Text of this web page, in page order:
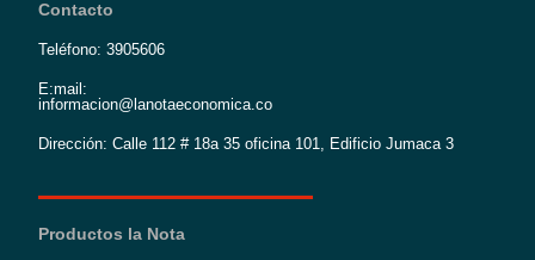
Contacto
Teléfono: 3905606
E:mail:
informacion@lanotaeconomica.co
Dirección: Calle 112 # 18a 35 oficina 101, Edificio Jumaca 3
Productos la Nota